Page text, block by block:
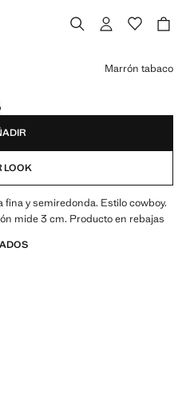
]
Marrón tabaco
LOOK
fina y semiredonda. Estilo cowboy.
mide 3 cm. Producto en rebajas